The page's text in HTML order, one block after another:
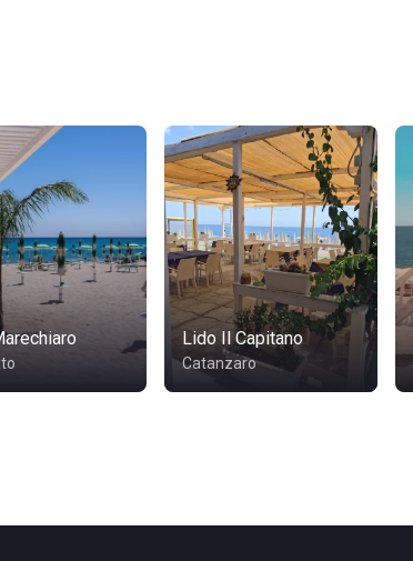
Lido Il Capitano
Catanzaro